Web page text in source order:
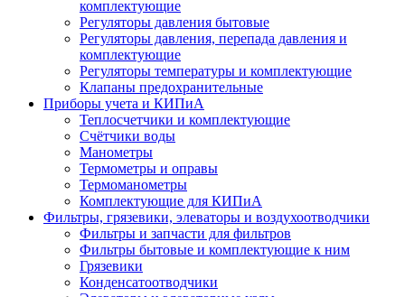
комплектующие
Регуляторы давления бытовые
Регуляторы давления, перепада давления и
комплектующие
Регуляторы температуры и комплектующие
Клапаны предохранительные
Приборы учета и КИПиА
Теплосчетчики и комплектующие
Счётчики воды
Манометры
Термометры и оправы
Термоманометры
Комплектующие для КИПиА
Фильтры, грязевики, элеваторы и воздухоотводчики
Фильтры и запчасти для фильтров
Фильтры бытовые и комплектующие к ним
Грязевики
Конденсатоотводчики